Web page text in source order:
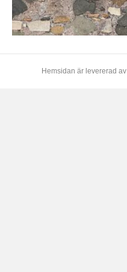
Hemsidan är levererad av